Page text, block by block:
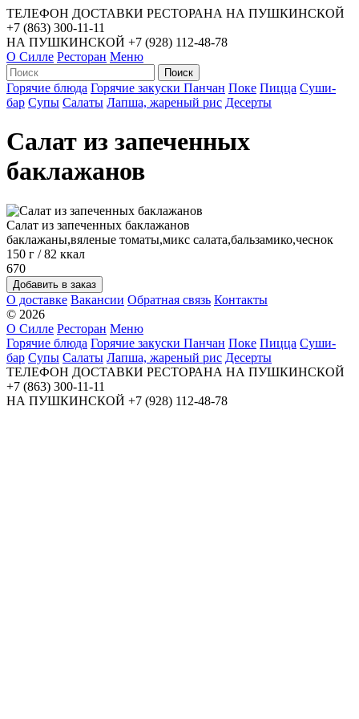
ТЕЛЕФОН ДОСТАВКИ РЕСТОРАНА НА ПУШКИНСКОЙ
+7 (863) 300-11-11
НА ПУШКИНСКОЙ +7 (928) 112-48-78
О Силле Ресторан Меню
Горячие блюда Горячие закуски Панчан Поке Пицца Суши-
бар Супы Салаты Лапша, жареный рис Десерты
Салат из запеченных
баклажанов
Салат из запеченных баклажанов
баклажаны,вяленые томаты,микс салата,бальзамико,чеснок
150 г / 82 ккал
670
О доставке Вакансии Обратная связь Контакты
© 2026
О Силле Ресторан Меню
Горячие блюда Горячие закуски Панчан Поке Пицца Суши-
бар Супы Салаты Лапша, жареный рис Десерты
ТЕЛЕФОН ДОСТАВКИ РЕСТОРАНА НА ПУШКИНСКОЙ
+7 (863) 300-11-11
НА ПУШКИНСКОЙ +7 (928) 112-48-78